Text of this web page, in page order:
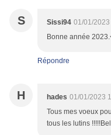
S Sissi94 01/01/2023
Bonne année
Répondre
H hades 01/01/2023
Tous mes voeux
tous les lutins